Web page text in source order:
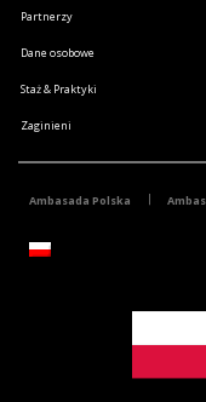
Partnerzy
Dane osobowe
Staż & Praktyki
Zaginieni
Ambasada Polska